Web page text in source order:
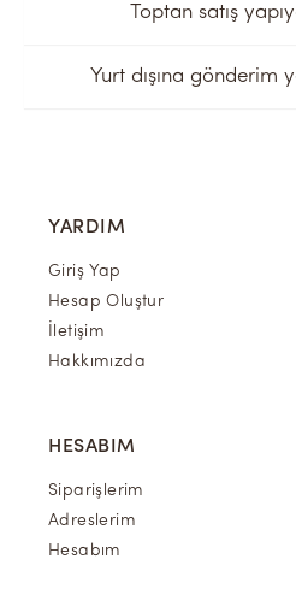
Toptan satış
Yurt dışına gönderim
YARDIM
Giriş Yap
Hesap Oluştur
İletişim
Hakkımızda
HESABIM
Siparişlerim
Adreslerim
Hesabım